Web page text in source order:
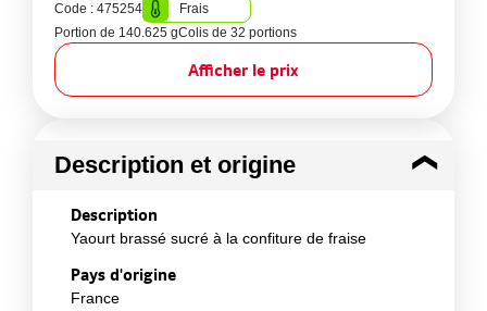
Code : 475254
Frais
Portion de 140.625 gColis de 32 portions
Afficher le prix
Description et origine
Description
Yaourt brassé sucré à la confiture de fraise
Pays d'origine
France